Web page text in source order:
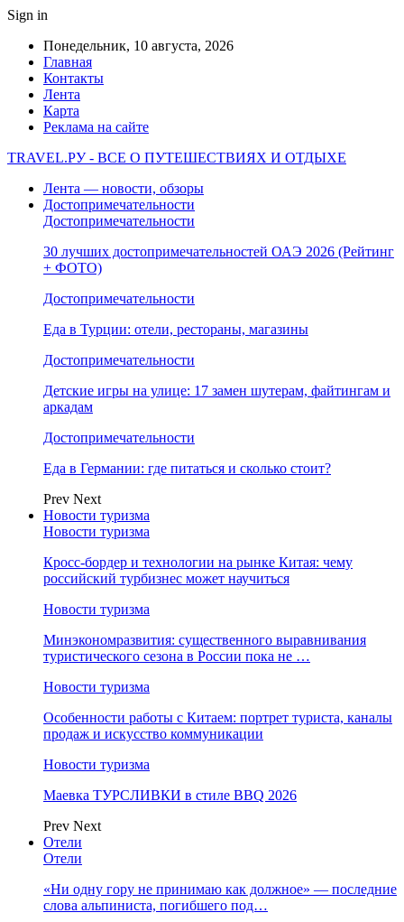
Sign in
Понедельник, 10 августа, 2026
Главная
Контакты
Лента
Карта
Реклама на сайте
TRAVEL.РУ - ВСЕ О ПУТЕШЕСТВИЯХ И ОТДЫХЕ
Лента — новости, обзоры
Достопримечательности
Достопримечательности
30 лучших достопримечательностей ОАЭ 2026 (Рейтинг
+ ФОТО)
Достопримечательности
Еда в Турции: отели, рестораны, магазины
Достопримечательности
Детские игры на улице: 17 замен шутерам, файтингам и
аркадам
Достопримечательности
Еда в Германии: где питаться и сколько стоит?
Prev Next
Новости туризма
Новости туризма
Кросс-бордер и технологии на рынке Китая: чему
российский турбизнес может научиться
Новости туризма
Минэкономразвития: существенного выравнивания
туристического сезона в России пока не …
Новости туризма
Особенности работы с Китаем: портрет туриста, каналы
продаж и искусство коммуникации
Новости туризма
Маевка ТУРСЛИВКИ в стиле BBQ 2026
Prev Next
Отели
Отели
«Ни одну гору не принимаю как должное» — последние
слова альпиниста, погибшего под…